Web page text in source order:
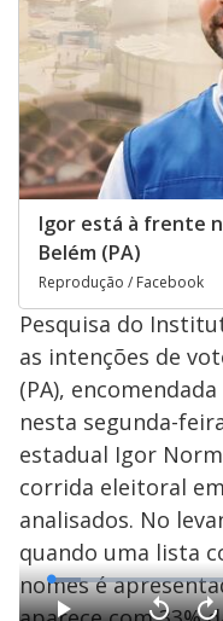
Igor está à frente
Belém (PA)
Reprodução / Facebook
Pesquisa do
as intenções de
(PA),
nesta segunda-
estadual Igor
corrida eleitoral
analisados. No
quando uma lista
nomes é
L
o
a